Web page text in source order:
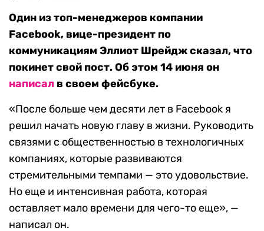
Один из топ-менеджеров компании
Facebook, вице-президент по
коммуникациям Эллиот Шрейдж сказал, что
покинет свой пост. Об этом 14 июня он
написал в своем фейсбуке.
«После больше чем десяти лет в Facebook я
решил начать новую главу в жизни. Руководить
связями с общественностью в технологичных
компаниях, которые развиваются
стремительными темпами — это удовольствие.
Но еще и интенсивная работа, которая
оставляет мало времени для чего-то еще», —
написал он.